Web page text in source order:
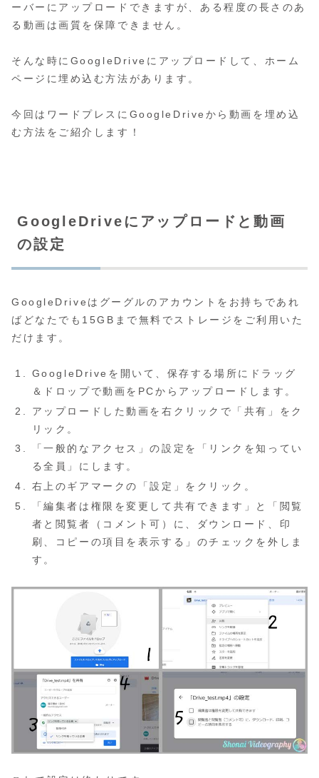
ーバーにアップロードできますが、ある程度の長さのあ
る動画は画質を保障できません。
そんな時にGoogleDriveにアップロードして、ホーム
ページに埋め込む方法があります。
今回はワードプレスにGoogleDriveから動画を埋め込
む方法をご紹介します！
GoogleDriveにアップロードと動画
の設定
GoogleDriveはグーグルのアカウントをお持ちであれ
ばどなたでも15GBまで無料でストレージをご利用いた
だけます。
GoogleDriveを開いて、保存する場所にドラッグ
＆ドロップで動画をPCからアップロードします。
アップロードした動画を右クリックで「共有」をク
リック。
「一般的なアクセス」の設定を「リンクを知ってい
る全員」にします。
右上のギアマークの「設定」をクリック。
「編集者は権限を変更して共有できます」と「閲覧
者と閲覧者（コメント可）に、ダウンロード、印
刷、コピーの項目を表示する」のチェックを外しま
す。